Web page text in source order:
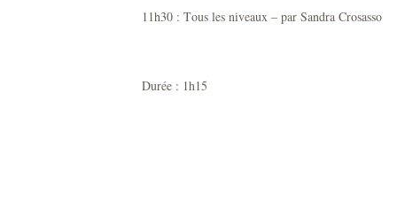
11h30 : Tous les niveaux – par Sandra Crosasso
Durée : 1h15